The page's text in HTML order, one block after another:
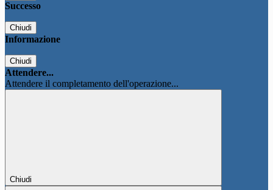
Successo
Chiudi
Informazione
Chiudi
Attendere...
Attendere il completamento dell'operazione...
Chiudi